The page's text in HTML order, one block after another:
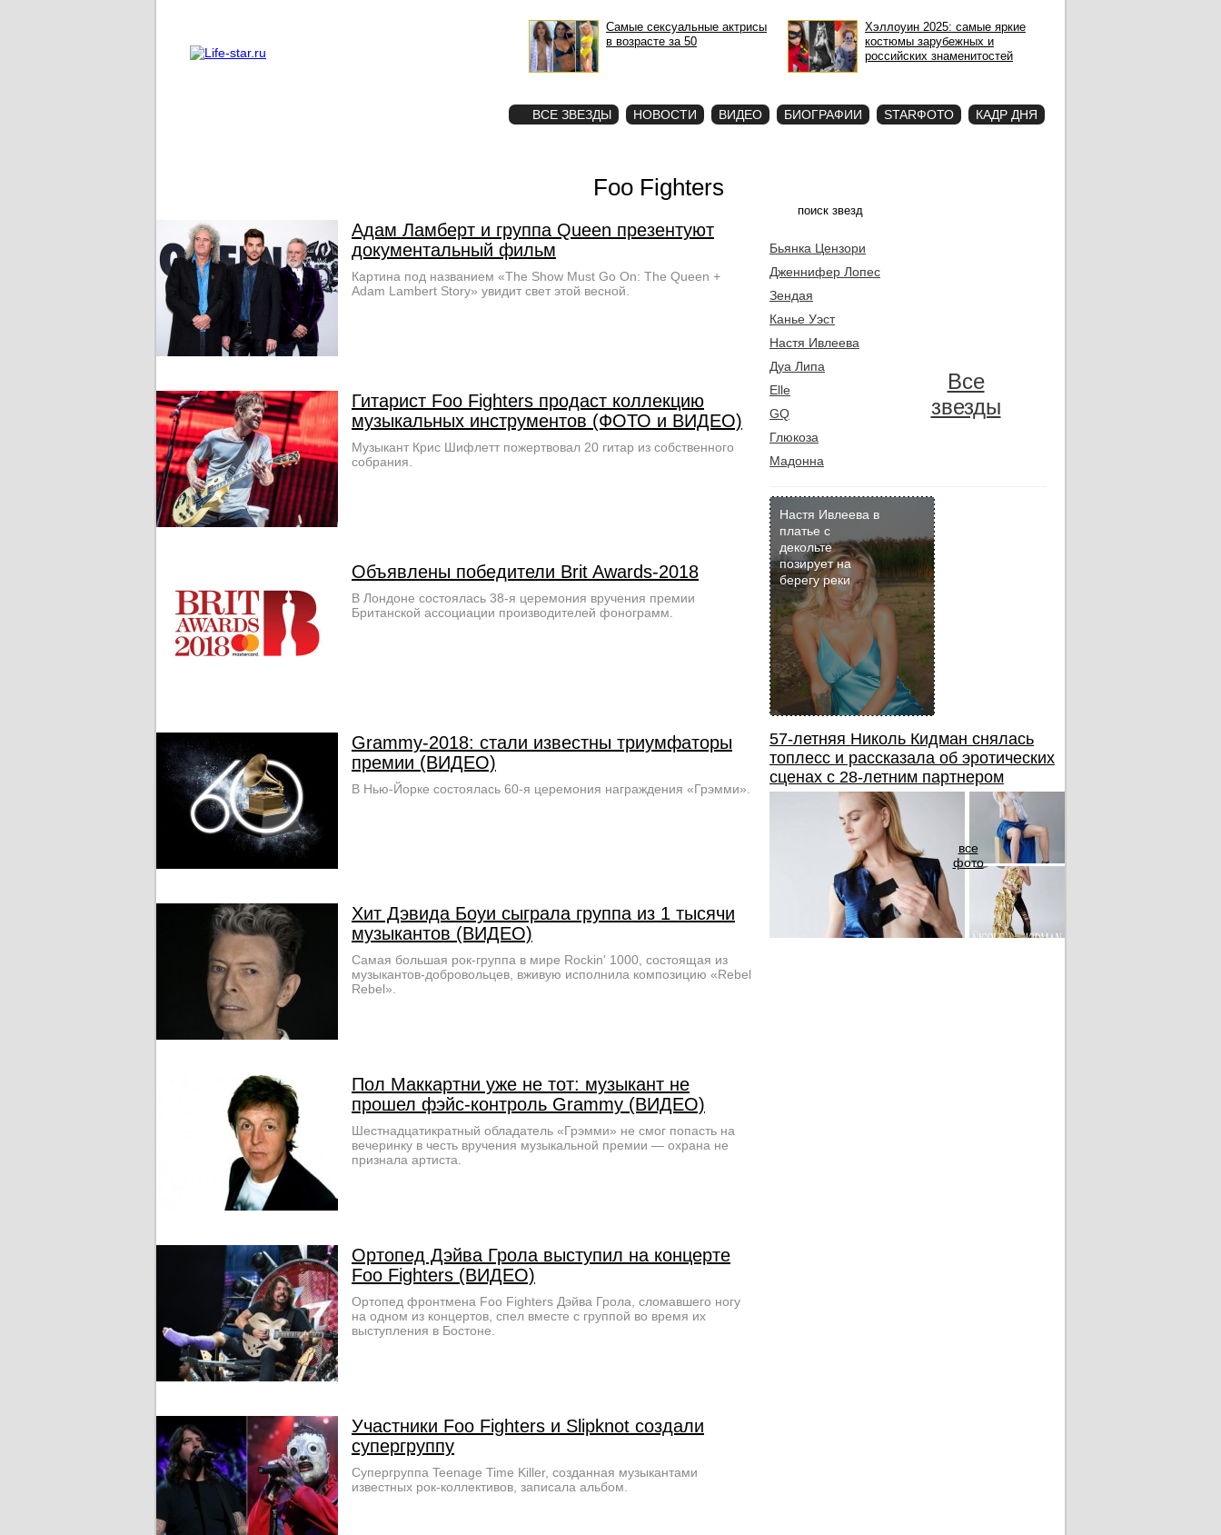
Самые сексуальные актрисы
в возрасте за 50
Хэллоуин 2025: самые яркие
костюмы зарубежных и
российских знаменитостей
ВСЕ ЗВЕЗДЫ НОВОСТИ ВИДЕО БИОГРАФИИ STARФОТО КАДР ДНЯ
Foo Fighters
Адам Ламберт и группа Queen презентуют
документальный фильм
Картина под названием «The Show Must Go On: The Queen +
Adam Lambert Story» увидит свет этой весной.
Гитарист Foo Fighters продаст коллекцию
музыкальных инструментов (ФОТО и ВИДЕО)
Музыкант Крис Шифлетт пожертвовал 20 гитар из собственного
собрания.
Объявлены победители Brit Awards-2018
В Лондоне состоялась 38-я церемония вручения премии
Британской ассоциации производителей фонограмм.
Grammy-2018: стали известны триумфаторы
премии (ВИДЕО)
В Нью-Йорке состоялась 60-я церемония награждения «Грэмми».
Хит Дэвида Боуи сыграла группа из 1 тысячи
музыкантов (ВИДЕО)
Самая большая рок-группа в мире Rockin' 1000, состоящая из
музыкантов-добровольцев, вживую исполнила композицию «Rebel
Rebel».
Пол Маккартни уже не тот: музыкант не
прошел фэйс-контроль Grammy (ВИДЕО)
Шестнадцатикратный обладатель «Грэмми» не смог попасть на
вечеринку в честь вручения музыкальной премии — охрана не
признала артиста.
Ортопед Дэйва Грола выступил на концерте
Foo Fighters (ВИДЕО)
Ортопед фронтмена Foo Fighters Дэйва Грола, сломавшего ногу
на одном из концертов, спел вместе с группой во время их
выступления в Бостоне.
Участники Foo Fighters и Slipknot создали
супергруппу
Cупергруппа Teenage Time Killer, созданная музыкантами
известных рок-коллективов, записала альбом.
Бьянка Цензори
Дженнифер Лопес
Зендая
Канье Уэст
Настя Ивлеева
Дуа Липа
Elle
GQ
Глюкоза
Мадонна
Все
звезды
Настя Ивлеева в
платье с
декольте
позирует на
берегу реки
57-летняя Николь Кидман снялась
топлесс и рассказала об эротических
сценах с 28-летним партнером
все
фото